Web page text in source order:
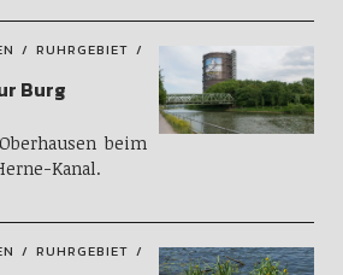
RUHRGEBIET
Burg
beim
Kanal.
RUHRGEBIET